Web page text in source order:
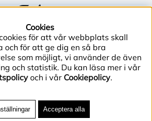
Följ oss
(+46) 40–40 86 40 | E-post
| Bolagsgatan 2, 233 51
Svedala
Cookies
för att vår webbplats skall
och för att ge dig en så bra
som möjligt, vi använder de även
och statistik. Du kan läsa mer i vår
och i vår Cookiepolicy.
Acceptera alla